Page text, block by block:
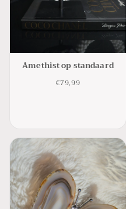
Amethist op standaard
€79,99